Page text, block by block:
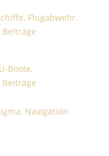
Flugabwehr,
Beiträge
Boote,
Beiträge
Navigation